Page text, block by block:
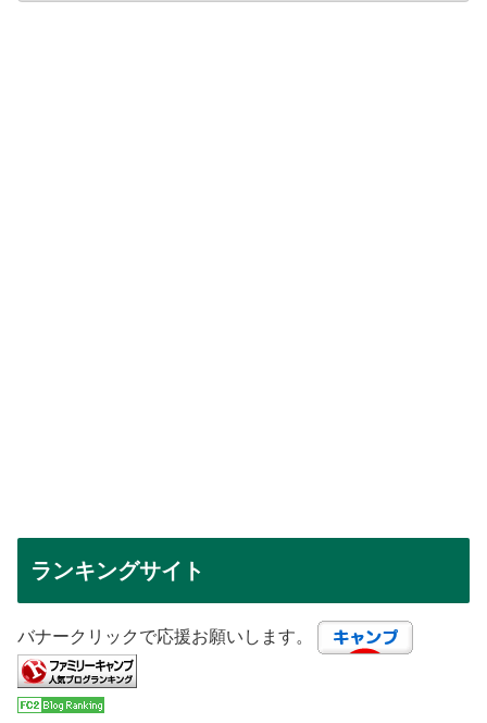
ランキングサイト
バナークリックで応援お願いします。